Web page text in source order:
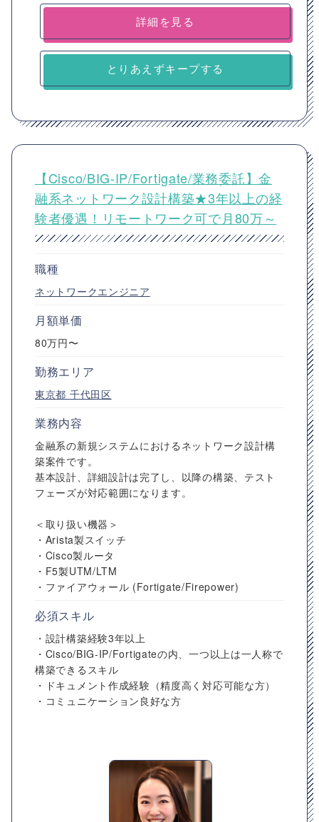
詳細を見る
とりあえずキープする
【Cisco/BIG-IP/Fortigate/業務委託】金
融系ネットワーク設計構築★3年以上の経
験者優遇！リモートワーク可で月80万～
職種
ネットワークエンジニア
月額単価
80万円〜
勤務エリア
東京都 千代田区
業務内容
金融系の新規システムにおけるネットワーク設計構
築案件です。
基本設計、詳細設計は完了し、以降の構築、テスト
フェーズが対応範囲になります。
＜取り扱い機器＞
・Arista製スイッチ
・Cisco製ルータ
・F5製UTM/LTM
・ファイアウォール (Fortigate/Firepower)
必須スキル
・設計構築経験3年以上
・Cisco/BIG-IP/Fortigateの内、一つ以上は一人称で
構築できるスキル
・ドキュメント作成経験（精度高く対応可能な方）
・コミュニケーション良好な方